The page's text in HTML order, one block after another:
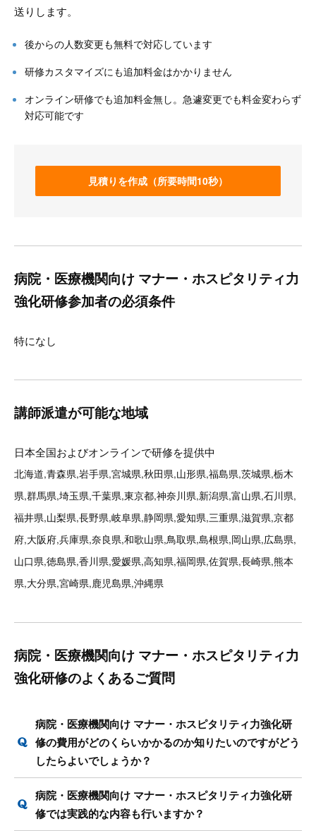
送りします。
後からの人数変更も無料で対応しています
研修カスタマイズにも追加料金はかかりません
オンライン研修でも追加料金無し。急遽変更でも料金変わらず
対応可能です
見積りを作成（所要時間10秒）
病院・医療機関向け マナー・ホスピタリティ力
強化研修参加者の必須条件
特になし
講師派遣が可能な地域
日本全国およびオンラインで研修を提供中
北海道,青森県,岩手県,宮城県,秋田県,山形県,福島県,茨城県,栃木
県,群馬県,埼玉県,千葉県,東京都,神奈川県,新潟県,富山県,石川県,
福井県,山梨県,長野県,岐阜県,静岡県,愛知県,三重県,滋賀県,京都
府,大阪府,兵庫県,奈良県,和歌山県,鳥取県,島根県,岡山県,広島県,
山口県,徳島県,香川県,愛媛県,高知県,福岡県,佐賀県,長崎県,熊本
県,大分県,宮崎県,鹿児島県,沖縄県
病院・医療機関向け マナー・ホスピタリティ力
強化研修のよくあるご質問
病院・医療機関向け マナー・ホスピタリティ力強化研
修の費用がどのくらいかかるのか知りたいのですがどう
したらよいでしょうか？
病院・医療機関向け マナー・ホスピタリティ力強化研
修では実践的な内容も行いますか？